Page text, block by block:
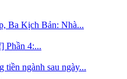
Ba Kịch Bản: Nhà...
Phần 4:...
tiền ngành sau ngày...